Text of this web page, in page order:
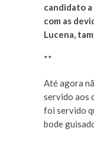
candidato a
com as
Lucena,
**
Até agora
servido aos
foi servido
bode